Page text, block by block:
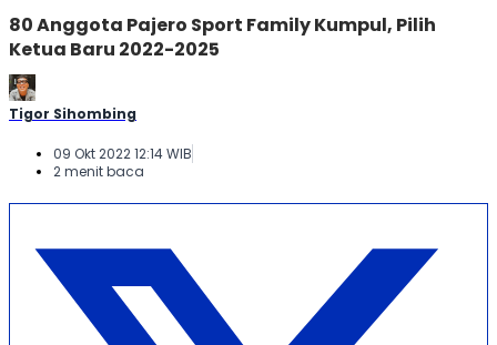
80 Anggota Pajero Sport Family Kumpul, Pilih
Ketua Baru 2022-2025
Tigor Sihombing
09 Okt 2022 12:14 WIB
2 menit baca